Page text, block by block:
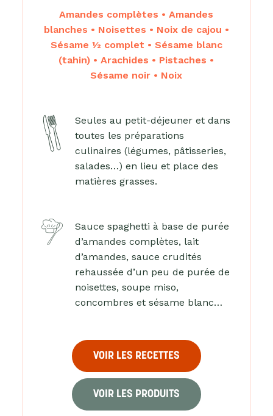
Amandes complètes • Amandes
blanches • Noisettes • Noix de cajou •
Sésame ½ complet • Sésame blanc
(tahin) • Arachides • Pistaches •
Sésame noir • Noix
Seules au petit-déjeuner et dans
toutes les préparations
culinaires (légumes, pâtisseries,
salades…) en lieu et place des
matières grasses.
Sauce spaghetti à base de purée
d’amandes complètes, lait
d’amandes, sauce crudités
rehaussée d’un peu de purée de
noisettes, soupe miso,
concombres et sésame blanc…
VOIR LES RECETTES
VOIR LES PRODUITS